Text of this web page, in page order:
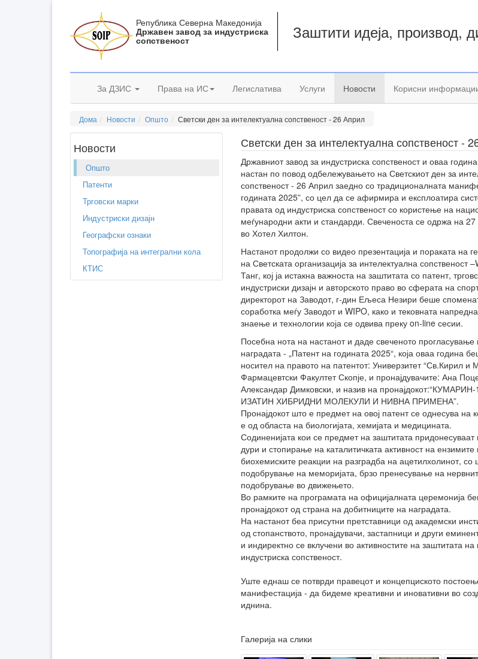
Република Северна Македонија
Државен завод за индустриска
сопственост Заштити идеја, производ,
За ДЗИС Права на ИС Легислатива Услуги Новости Корисни
Дома Новости Општо Светски ден за интелектуална сопственост - 26 Април
Новости
Општо
Патенти
Трговски марки
Индустриски дизајн
Географски ознаки
Топографија на интегрални кола
КТИС
Светски ден за интелектуална сопственост -
Државниот завод за индустриска сопственост и оваа
настан по повод одбележувањето на Светскиот ден за
сопственост - 26 Април заедно со традиционалната
годината 2025”, со цел да се афирмира и експлоатира
правата од индустриска сопственост со користење на
меѓународни акти и стандарди. Свеченоста се одржа на
во Хотел Хилтон.
Настанот продолжи со видео презентација и пораката на
на Светската организација за интелектуална сопственост
Танг, кој ја истакна важноста на заштитата со патент,
индустриски дизајн и авторското право во сферата на
директорот на Заводот, г-дин Ељеса Незири беше
соработка меѓу Заводот и WIPO, како и тековната
знаење и технологии која се одвива преку on-line сесии.
Посебна нота на настанот и даде свеченото
наградата - „Патент на годината 2025“, која оваа година
носител на правото на патентот: Универзитет “Св.Кирил и
Фармацевтски Факултет Скопје, и пронајдувачите: Ана
Александар Димковски, и назив на
ИЗАТИН ХИБРИДНИ МОЛЕКУЛИ И НИВНА ПРИМЕНА”.
Пронајдокот што е предмет на овој патент се однесува на
е од областа на биологијата, хемијата и медицината.
Содиненијата кои се предмет на заштитата
дури и стопирање на каталитичката активност на ензимите
биохемиските реакции на разградба на ацетилхолинот, со
подобрување на меморијата, брзо пренесување на
подобрување во движењето.
Во рамките на програмата на официјалната церемонија
пронајдокот од страна на добитниците на наградата.
На настанот беа присутни претставници од академски
од стопанството, пронајдувачи, застапници и други
и индиректно се вклучени во активностите на заштитата
индустриска сопственост.
Уште еднаш се потврди правецот и концепциското
манифестација - да бидеме креативни и иновативни во
иднина.
Галерија на слики